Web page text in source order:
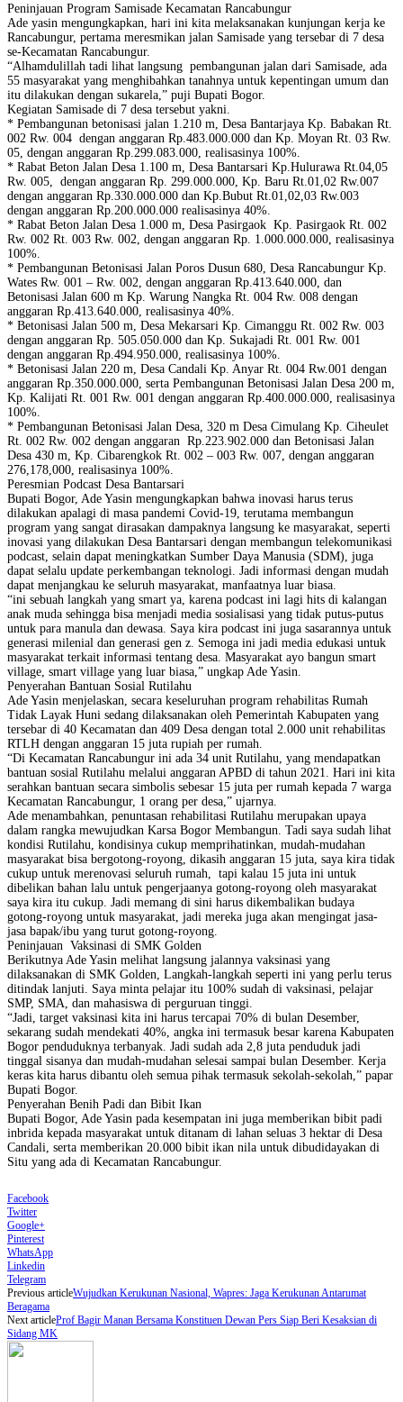
Peninjauan Program Samisade Kecamatan Rancabungur
Ade yasin mengungkapkan, hari ini kita melaksanakan kunjungan kerja ke
Rancabungur, pertama meresmikan jalan Samisade yang tersebar di 7 desa
se-Kecamatan Rancabungur.
“Alhamdulillah tadi lihat langsung pembangunan jalan dari Samisade, ada
55 masyarakat yang menghibahkan tanahnya untuk kepentingan umum dan
itu dilakukan dengan sukarela,” puji Bupati Bogor.
Kegiatan Samisade di 7 desa tersebut yakni.
* Pembangunan betonisasi jalan 1.210 m, Desa Bantarjaya Kp. Babakan Rt.
002 Rw. 004 dengan anggaran Rp.483.000.000 dan Kp. Moyan Rt. 03 Rw.
05, dengan anggaran Rp.299.083.000, realisasinya 100%.
* Rabat Beton Jalan Desa 1.100 m, Desa Bantarsari Kp.Hulurawa Rt.04,05
Rw. 005, dengan anggaran Rp. 299.000.000, Kp. Baru Rt.01,02 Rw.007
dengan anggaran Rp.330.000.000 dan Kp.Bubut Rt.01,02,03 Rw.003
dengan anggaran Rp.200.000.000 realisasinya 40%.
* Rabat Beton Jalan Desa 1.000 m, Desa Pasirgaok Kp. Pasirgaok Rt. 002
Rw. 002 Rt. 003 Rw. 002, dengan anggaran Rp. 1.000.000.000, realisasinya
100%.
* Pembangunan Betonisasi Jalan Poros Dusun 680, Desa Rancabungur Kp.
Wates Rw. 001 – Rw. 002, dengan anggaran Rp.413.640.000, dan
Betonisasi Jalan 600 m Kp. Warung Nangka Rt. 004 Rw. 008 dengan
anggaran Rp.413.640.000, realisasinya 40%.
* Betonisasi Jalan 500 m, Desa Mekarsari Kp. Cimanggu Rt. 002 Rw. 003
dengan anggaran Rp. 505.050.000 dan Kp. Sukajadi Rt. 001 Rw. 001
dengan anggaran Rp.494.950.000, realisasinya 100%.
* Betonisasi Jalan 220 m, Desa Candali Kp. Anyar Rt. 004 Rw.001 dengan
anggaran Rp.350.000.000, serta Pembangunan Betonisasi Jalan Desa 200 m,
Kp. Kalijati Rt. 001 Rw. 001 dengan anggaran Rp.400.000.000, realisasinya
100%.
* Pembangunan Betonisasi Jalan Desa, 320 m Desa Cimulang Kp. Ciheulet
Rt. 002 Rw. 002 dengan anggaran Rp.223.902.000 dan Betonisasi Jalan
Desa 430 m, Kp. Cibarengkok Rt. 002 – 003 Rw. 007, dengan anggaran
276,178,000, realisasinya 100%.
Peresmian Podcast Desa Bantarsari
Bupati Bogor, Ade Yasin mengungkapkan bahwa inovasi harus terus
dilakukan apalagi di masa pandemi Covid-19, terutama membangun
program yang sangat dirasakan dampaknya langsung ke masyarakat, seperti
inovasi yang dilakukan Desa Bantarsari dengan membangun telekomunikasi
podcast, selain dapat meningkatkan Sumber Daya Manusia (SDM), juga
dapat selalu update perkembangan teknologi. Jadi informasi dengan mudah
dapat menjangkau ke seluruh masyarakat, manfaatnya luar biasa.
“ini sebuah langkah yang smart ya, karena podcast ini lagi hits di kalangan
anak muda sehingga bisa menjadi media sosialisasi yang tidak putus-putus
untuk para manula dan dewasa. Saya kira podcast ini juga sasarannya untuk
generasi milenial dan generasi gen z. Semoga ini jadi media edukasi untuk
masyarakat terkait informasi tentang desa. Masyarakat ayo bangun smart
village, smart village yang luar biasa,” ungkap Ade Yasin.
Penyerahan Bantuan Sosial Rutilahu
Ade Yasin menjelaskan, secara keseluruhan program rehabilitas Rumah
Tidak Layak Huni sedang dilaksanakan oleh Pemerintah Kabupaten yang
tersebar di 40 Kecamatan dan 409 Desa dengan total 2.000 unit rehabilitas
RTLH dengan anggaran 15 juta rupiah per rumah.
“Di Kecamatan Rancabungur ini ada 34 unit Rutilahu, yang mendapatkan
bantuan sosial Rutilahu melalui anggaran APBD di tahun 2021. Hari ini kita
serahkan bantuan secara simbolis sebesar 15 juta per rumah kepada 7 warga
Kecamatan Rancabungur, 1 orang per desa,” ujarnya.
Ade menambahkan, penuntasan rehabilitasi Rutilahu merupakan upaya
dalam rangka mewujudkan Karsa Bogor Membangun. Tadi saya sudah lihat
kondisi Rutilahu, kondisinya cukup memprihatinkan, mudah-mudahan
masyarakat bisa bergotong-royong, dikasih anggaran 15 juta, saya kira tidak
cukup untuk merenovasi seluruh rumah, tapi kalau 15 juta ini untuk
dibelikan bahan lalu untuk pengerjaanya gotong-royong oleh masyarakat
saya kira itu cukup. Jadi memang di sini harus dikembalikan budaya
gotong-royong untuk masyarakat, jadi mereka juga akan mengingat jasa-
jasa bapak/ibu yang turut gotong-royong.
Peninjauan Vaksinasi di SMK Golden
Berikutnya Ade Yasin melihat langsung jalannya vaksinasi yang
dilaksanakan di SMK Golden, Langkah-langkah seperti ini yang perlu terus
ditindak lanjuti. Saya minta pelajar itu 100% sudah di vaksinasi, pelajar
SMP, SMA, dan mahasiswa di perguruan tinggi.
“Jadi, target vaksinasi kita ini harus tercapai 70% di bulan Desember,
sekarang sudah mendekati 40%, angka ini termasuk besar karena Kabupaten
Bogor penduduknya terbanyak. Jadi sudah ada 2,8 juta penduduk jadi
tinggal sisanya dan mudah-mudahan selesai sampai bulan Desember. Kerja
keras kita harus dibantu oleh semua pihak termasuk sekolah-sekolah,” papar
Bupati Bogor.
Penyerahan Benih Padi dan Bibit Ikan
Bupati Bogor, Ade Yasin pada kesempatan ini juga memberikan bibit padi
inbrida kepada masyarakat untuk ditanam di lahan seluas 3 hektar di Desa
Candali, serta memberikan 20.000 bibit ikan nila untuk dibudidayakan di
Situ yang ada di Kecamatan Rancabungur.
Facebook
Twitter
Google+
Pinterest
WhatsApp
Linkedin
Telegram
Previous articleWujudkan Kerukunan Nasional, Wapres: Jaga Kerukunan Antarumat
Beragama
Next articleProf Bagir Manan Bersama Konstituen Dewan Pers Siap Beri Kesaksian di
Sidang MK